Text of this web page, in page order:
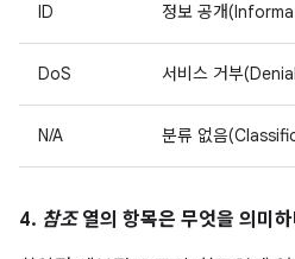
ID 정보 공개
DoS 서비스 거부
N/A 분류 없음
4. 참조열의 항목은 무엇을 의미